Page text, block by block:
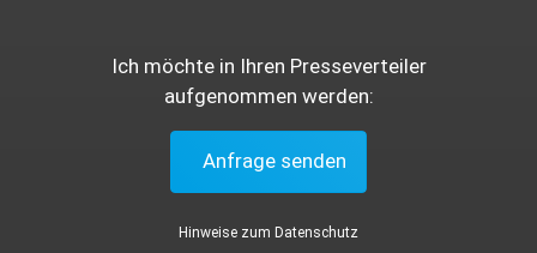
Ich möchte in Ihren Presseverteiler
aufgenommen werden:
Anfrage senden
Hinweise zum Datenschutz